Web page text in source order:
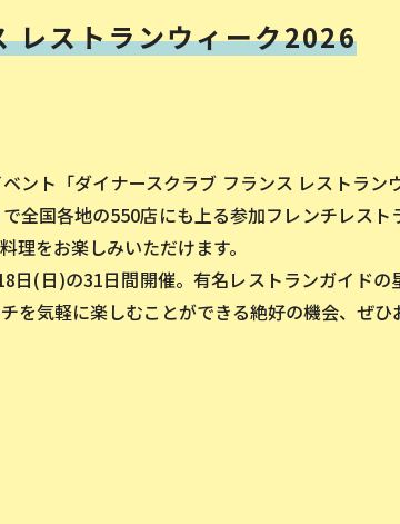
レストランウィーク2026
ント「ダイナースクラブ フランス レストラン
全国各地の550店にも上る参加フレンチレスト
理をお楽しみいただけます。
日(日)の31日間開催。有名レストランガイドの
を気軽に楽しむことができる絶好の機会、ぜ